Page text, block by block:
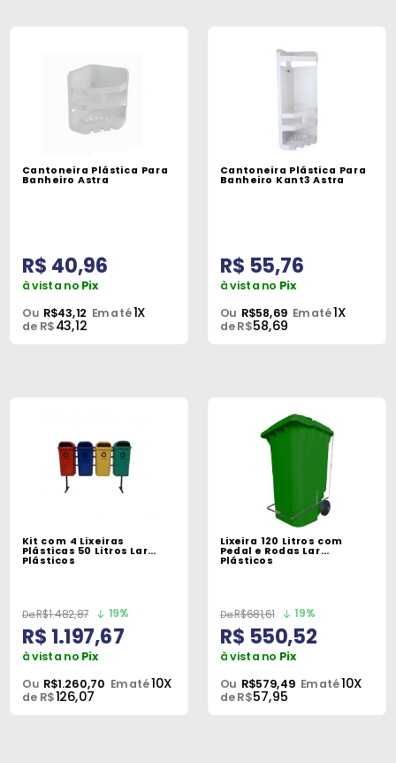
Cantoneira Plástica Para
Banheiro Astra
R$ 40,96
à vista no Pix
Ou R$43,12 Em até1X
de R$43,12
Cantoneira Plástica Para
Banheiro Kant3 Astra
R$ 55,76
à vista no Pix
Ou R$58,69 Em até1X
de R$58,69
Kit com 4 Lixeiras
Plásticas 50 Litros Lar
Plásticos
R$1.482,87 19%
R$ 1.197,67
à vista no Pix
Ou R$1.260,70 Em até10X
de R$126,07
Lixeira 120 Litros com
Pedal e Rodas Lar
Plásticos
R$681,61 19%
R$ 550,52
à vista no Pix
Ou R$579,49 Em até10X
de R$57,95